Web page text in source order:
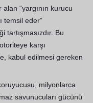
“yargının kurucu
temsil eder”
Bu
karşı
kabul edilmesi gereken
milyonlarca
savunucuları gücünü